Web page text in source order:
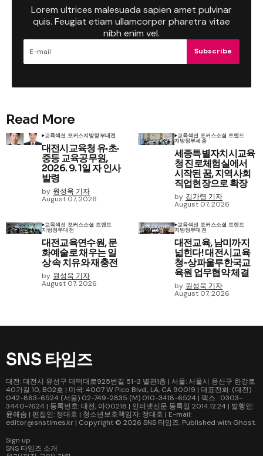
Lorem ultrices malesuada sapien amet pulvinar
quis. Feugiat etiam ullamcorper pharetra vitae
nibh enim vel.
Subscribe
Read More
교육섹션 포커스지방정부대전
대전시교육청 유·초·
중등 교육공무원,
2026. 9. 1일 자 인사
발령
by 원성욱 기자
August 07, 2026
교육섹션 포커스소셜 트렌드
지방정부세종
세종특별자치시교육
청 진로체험실에서
시작된 꿈, 지역사회
직업현장으로 확장
by 김가령 기자
August 07, 2026
교육섹션 포커스소셜 트렌드
지방정부대전
대전교육연수원, 문
화예술로 채우는 일
상 속 치유와 재충전
by 원성욱 기자
August 07, 2026
교육섹션 포커스소셜 트렌드
지방정부대전
대전교육, 남미까지
넓힌다! 대전시교육
청-상파울루한국교
육원 업무협약 체결
by 원성욱 기자
August 07, 2026
SNS 타임즈
대전: 대전시 유성구 대덕대로925번길 51-3 별관1층 | 서울: 서울시 용산구 한강로
40가길 10, B02호 | 미국: 4007 W Pico Blvd., LA, CA 90019 | 대표전화: (대전)
042-863-6524 (서울) 02-749-2835 (M) 010-3418-6524 | 팩스 : 0303-
3440-7624 | 등록번호: 대전, 아00218 | 인터넷신문 등록일 2014.12.24 | 발행인:
윤해솜 | 편집인: 정대호 | 청소년보호책임자: 정대호 | E-mail:
editor@snstimes.kr | Copyright © 2026 SNS 타임즈. Published with Ghost.
Sign up
SNS 타임즈 소개